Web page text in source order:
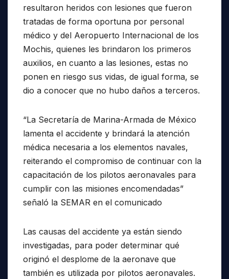
resultaron heridos con lesiones que fueron
tratadas de forma oportuna por personal
médico y del Aeropuerto Internacional de los
Mochis, quienes les brindaron los primeros
auxilios, en cuanto a las lesiones, estas no
ponen en riesgo sus vidas, de igual forma, se
dio a conocer que no hubo daños a terceros.
“La Secretaría de Marina-Armada de México
lamenta el accidente y brindará la atención
médica necesaria a los elementos navales,
reiterando el compromiso de continuar con la
capacitación de los pilotos aeronavales para
cumplir con las misiones encomendadas”
señaló la SEMAR en el comunicado
Las causas del accidente ya están siendo
investigadas, para poder determinar qué
originó el desplome de la aeronave que
también es utilizada por pilotos aeronavales.